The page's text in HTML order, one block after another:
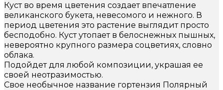
Куст во время цветения создает впечатление
великанского букета, невесомого и нежного. В
период цветения это растение выглядит просто
бесподобно. Куст утопает в белоснежных пышных,
невероятно крупного размера соцветиях, словно
облака.
Подойдет для любой композиции, украшая ее
своей неотразимостью.
Свое необычное название гортензия Полярный